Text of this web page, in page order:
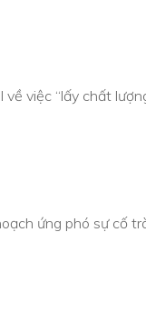
việc “lấy chất
ứng phó sự cố